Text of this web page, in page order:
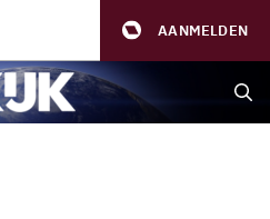
AANMELDEN